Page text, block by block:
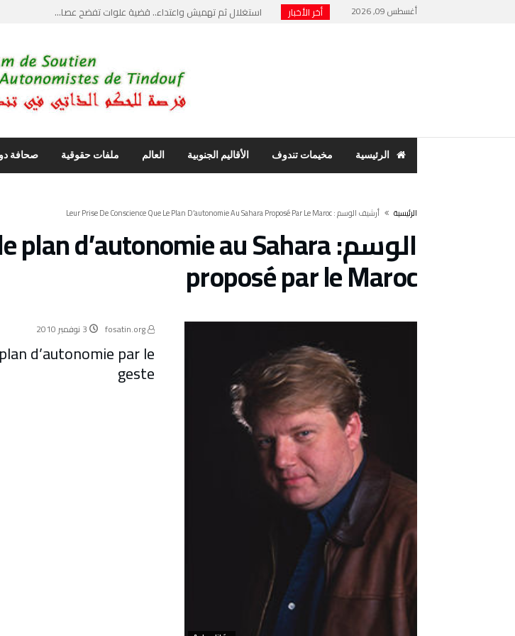
أغسطس 09, 2026 أخر الأخبار
استغلال ثم تهميش واعتداء.. قضية علوات تفضح عصا...
حنفية ماء تشعل فتيل مواجهات قبلية دامية وحارس ...
مخيمات تندوف: اجتماع علني يكسر جدار الصمت وأصو...
بسبب فضح الفساد وانتقاد ابراهيم غالي… استدعاء ...
الرئيسية مخيمات تندوف الأقاليم الجنوبية العالم ملفات حقوقية صحافة
‫الرئيسية‬ ‫أرشيف الوسم :‬ Leur Prise De Conscience Que Le Plan D’autonomie Au Sahara Proposé Par Le Maroc
الوسم:plan d’autonomie au Sahara
proposé par le Maroc
fosatin.org 3 نوفمبر 2010
d’autonomie par le
geste